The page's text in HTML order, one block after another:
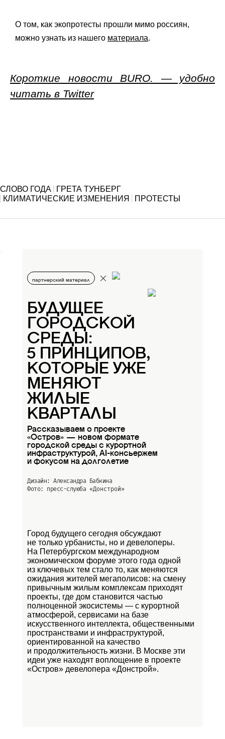
О том, как экопротесты прошли мимо россиян,
можно узнать из нашего материала.
Короткие новости BURO. — удобно
читать в Twitter
СЛОВО ГОДА
ГРЕТА ТУНБЕРГ
КЛИМАТИЧЕСКИЕ ИЗМЕНЕНИЯ
ПРОТЕСТЫ
партнерский материал
БУДУЩЕЕ
ГОРОДСКОЙ
СРЕДЫ:
5 ПРИНЦИПОВ,
КОТОРЫЕ УЖЕ
МЕНЯЮТ
ЖИЛЫЕ
КВАРТАЛЫ
Рассказываем о проекте
«Остров» — новом формате
городской среды с курортной
инфраструктурой, AI-консьержем
и фокусом на долголетие
Дизайн: Александра Бабкина
Фото: пресс-слуюба «Донстрой»
Город будущего сегодня обсуждают
не только урбанисты, но и девелоперы.
На Петербургском международном
экономическом форуме этого года одной
из ключевых тем стало то, как меняются
ожидания жителей мегаполисов: на смену
привычным жилым комплексам приходят
проекты, где дом становится частью
полноценной экосистемы — с курортной
атмосферой, сервисами на базе
искусственного интеллекта, общественными
пространствами и инфраструктурой,
ориентированной на качество
и продолжительность жизни. В Москве эти
идеи уже находят воплощение в проекте
«Остров» девелопера «Донстрой».